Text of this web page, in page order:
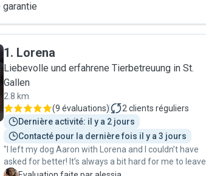
1. Lorena
Liebevolle und erfahrene Tierbetreuung in St.
Gallen
2.8 km
(9 évaluations) 2 clients réguliers
Dernière activité: il y a 2 jours
Contacté pour la dernière fois il y a 3 jours
"I left my dog Aaron with Lorena and I couldn’t have
asked for better! It’s always a bit hard for me to leave
him with someone else, because Aaron is very